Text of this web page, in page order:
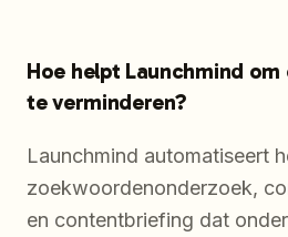
Hoe helpt Launchmind
te verminderen?
Launchmind automatiseert
zoekwoordenonderzoek,
en contentbriefing dat